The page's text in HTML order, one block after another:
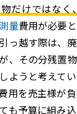
だけではなく
量費用が必要
っ越す際は、
、その分残置
ようと考えて
用を売主様が
も予算に組み